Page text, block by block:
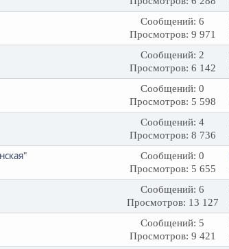
Сообщений: 6
Просмотров: 9 971
Сообщений: 2
Просмотров: 6 142
Сообщений: 0
Просмотров: 5 598
Сообщений: 4
Просмотров: 8 736
Сообщений: 0
Просмотров: 5 655
Сообщений: 6
Просмотров: 13 127
Сообщений: 5
Просмотров: 9 421